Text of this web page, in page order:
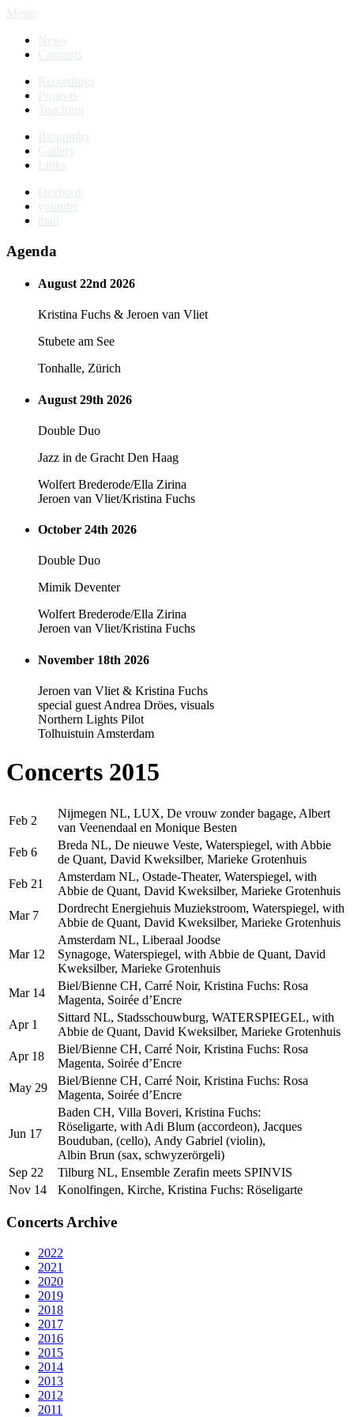
Menu
News
Concerts
Recordings
Projects
Teaching
Biography
Gallery
Links
facebook
youtube
mail
Agenda
August 22nd 2026
Kristina Fuchs & Jeroen van Vliet
Stubete am See
Tonhalle, Zürich
August 29th 2026
Double Duo
Jazz in de Gracht Den Haag
Wolfert Brederode/Ella Zirina
Jeroen van Vliet/Kristina Fuchs
October 24th 2026
Double Duo
Mimik Deventer
Wolfert Brederode/Ella Zirina
Jeroen van Vliet/Kristina Fuchs
November 18th 2026
Jeroen van Vliet & Kristina Fuchs
special guest Andrea Dröes, visuals
Northern Lights Pilot
Tolhuistuin Amsterdam
Concerts 2015
Feb 2
Nijmegen NL, LUX, De vrouw zonder bagage, Albert
van Veenendaal en Monique Besten
Feb 6
Breda NL, De nieuwe Veste, Waterspiegel, with Abbie
de Quant, David Kweksilber, Marieke Grotenhuis
Feb 21
Amsterdam NL, Ostade-Theater, Waterspiegel, with
Abbie de Quant, David Kweksilber, Marieke Grotenhuis
Mar 7
Dordrecht Energiehuis Muziekstroom, Waterspiegel, with
Abbie de Quant, David Kweksilber, Marieke Grotenhuis
Mar 12
Amsterdam NL, Liberaal Joodse
Synagoge, Waterspiegel, with Abbie de Quant, David
Kweksilber, Marieke Grotenhuis
Mar 14
Biel/Bienne CH, Carré Noir, Kristina Fuchs: Rosa
Magenta, Soirée d’Encre
Apr 1
Sittard NL, Stadsschouwburg, WATERSPIEGEL, with
Abbie de Quant, David Kweksilber, Marieke Grotenhuis
Apr 18
Biel/Bienne CH, Carré Noir, Kristina Fuchs: Rosa
Magenta, Soirée d’Encre
May 29
Biel/Bienne CH, Carré Noir, Kristina Fuchs: Rosa
Magenta, Soirée d’Encre
Jun 17
Baden CH, Villa Boveri, Kristina Fuchs:
Röseligarte, with Adi Blum (accordeon), Jacques
Bouduban, (cello), Andy Gabriel (violin),
Albin Brun (sax, schwyzerörgeli)
Sep 22
Tilburg NL, Ensemble Zerafin meets SPINVIS
Nov 14
Konolfingen, Kirche, Kristina Fuchs: Röseligarte
Concerts Archive
2022
2021
2020
2019
2018
2017
2016
2015
2014
2013
2012
2011